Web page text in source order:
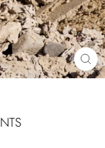
CLOSE
(ESC)